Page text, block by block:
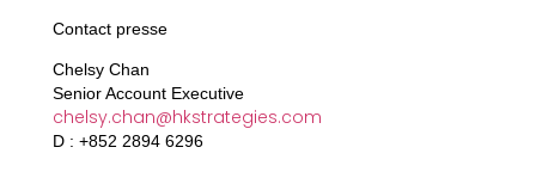
Contact presse
Chelsy Chan
Senior Account Executive
chelsy.chan@hkstrategies.com
D : +852 2894 6296